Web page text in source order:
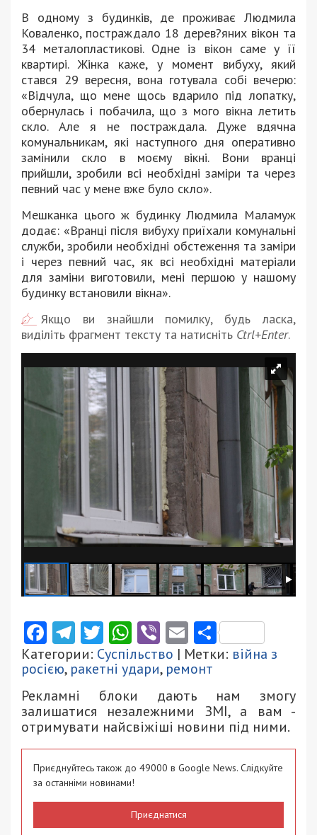
В одному з будинків, де проживає Людмила
Коваленко, постраждало 18 дерев?яних вікон та
34 металопластикові. Одне із вікон саме у її
квартирі. Жінка каже, у момент вибуху, який
стався 29 вересня, вона готувала собі вечерю:
«Відчула, що мене щось вдарило під лопатку,
обернулась і побачила, що з мого вікна летить
скло. Але я не постраждала. Дуже вдячна
комунальникам, які наступного дня оперативно
замінили скло в моєму вікні. Вони вранці
прийшли, зробили всі необхідні заміри та через
певний час у мене вже було скло».
Мешканка цього ж будинку Людмила Маламуж
додає: «Вранці після вибуху приїхали комунальні
служби, зробили необхідні обстеження та заміри
і через певний час, як всі необхідні матеріали
для заміни виготовили, мені першою у нашому
будинку встановили вікна».
Якщо ви знайшли помилку, будь ласка,
виділіть фрагмент тексту та натисніть Ctrl+Enter.
Facebook
Telegram
Twitter
WhatsApp
ViberEmail
Категории: Суспільство | Метки: війна з
росією, ракетні удари, ремонт
Рекламні блоки дають нам змогу
залишатися незалежними ЗМІ, а вам -
отримувати найсвіжіші новини під ними.
Приєднуйтесь також до 49000 в Google News. Слідкуйте
за останніми новинами!
Приєднатися